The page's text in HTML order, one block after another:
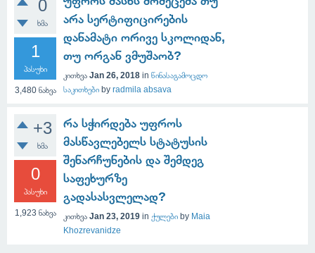
0
ხმა
1
პასუხი
3,480ნახვა
არა სერტიფიცირების
დანამატი ორივე სკოლიდან,
თუ ორგან ვმუშაობ?
კითხვა Jan 26, 2018 in წინასაგამოცდო
საკითხები by radmila absava
+3
ხმა
0
პასუხი
1,923 ნახვა
რა სჭირდება უფროს
მასწავლებელს სტატუსის
შენარჩუნების და შემდეგ
საფეხურზე
გადასასვლელად?
კითხვა Jan 23, 2019 in ქულები by Maia
Khozrevanidze